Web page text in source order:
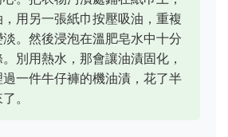
用另一張紙巾按壓吸油，重複
。然後浸泡在溫肥皂水中十分
別用熱水，那會讓油漬固化，
一件牛仔褲的機油漬，花了半
。